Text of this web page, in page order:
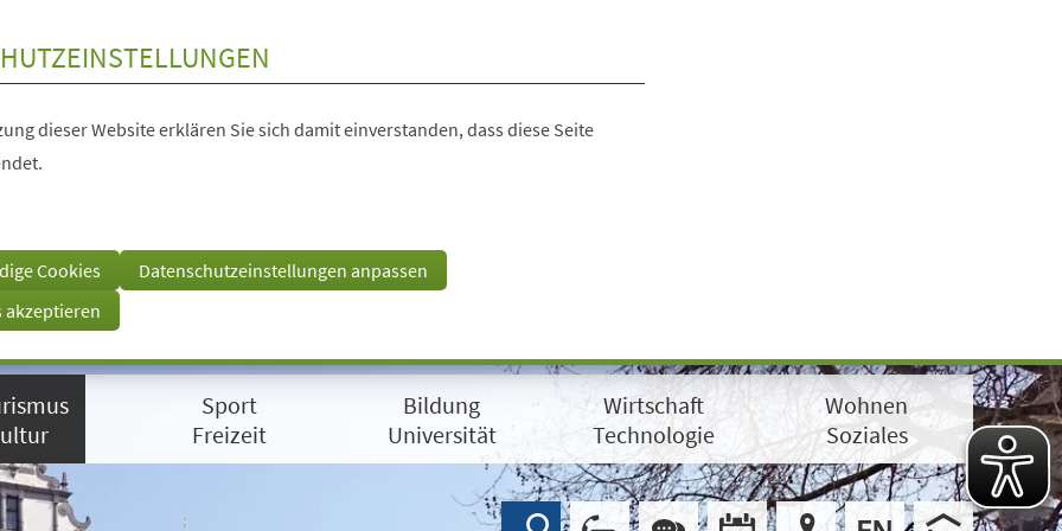
dieser Website erklären Sie sich damit einverstanden, dass diese Seite
Cookies
Datenschutzeinstellungen anpassen
akzeptieren
Sport
Freizeit
Bildung
Universität
Wirtschaft
Technologie
Wohnen
Soziales